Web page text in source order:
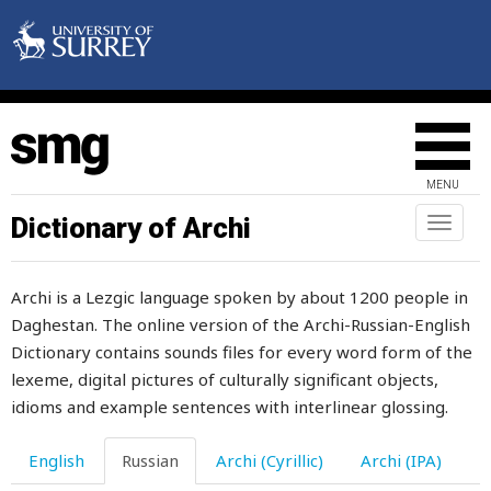
MENU
Toggle
Dictionary of Archi
Archi is a Lezgic language spoken by about 1200 people in
Daghestan. The online version of the Archi-Russian-English
Dictionary contains sounds files for every word form of the
lexeme, digital pictures of culturally significant objects,
idioms and example sentences with interlinear glossing.
English Russian Archi (Cyrillic) Archi (IPA)
убирать
уважение
увеличиваться
уверенный
уверять
увлекаться
увлеченно
уворачиваться